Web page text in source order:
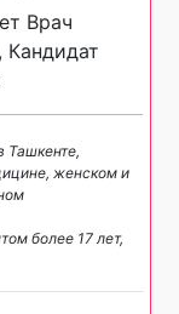
Врач
Кандидат
Ташкенте,
женском и
более 17 лет,